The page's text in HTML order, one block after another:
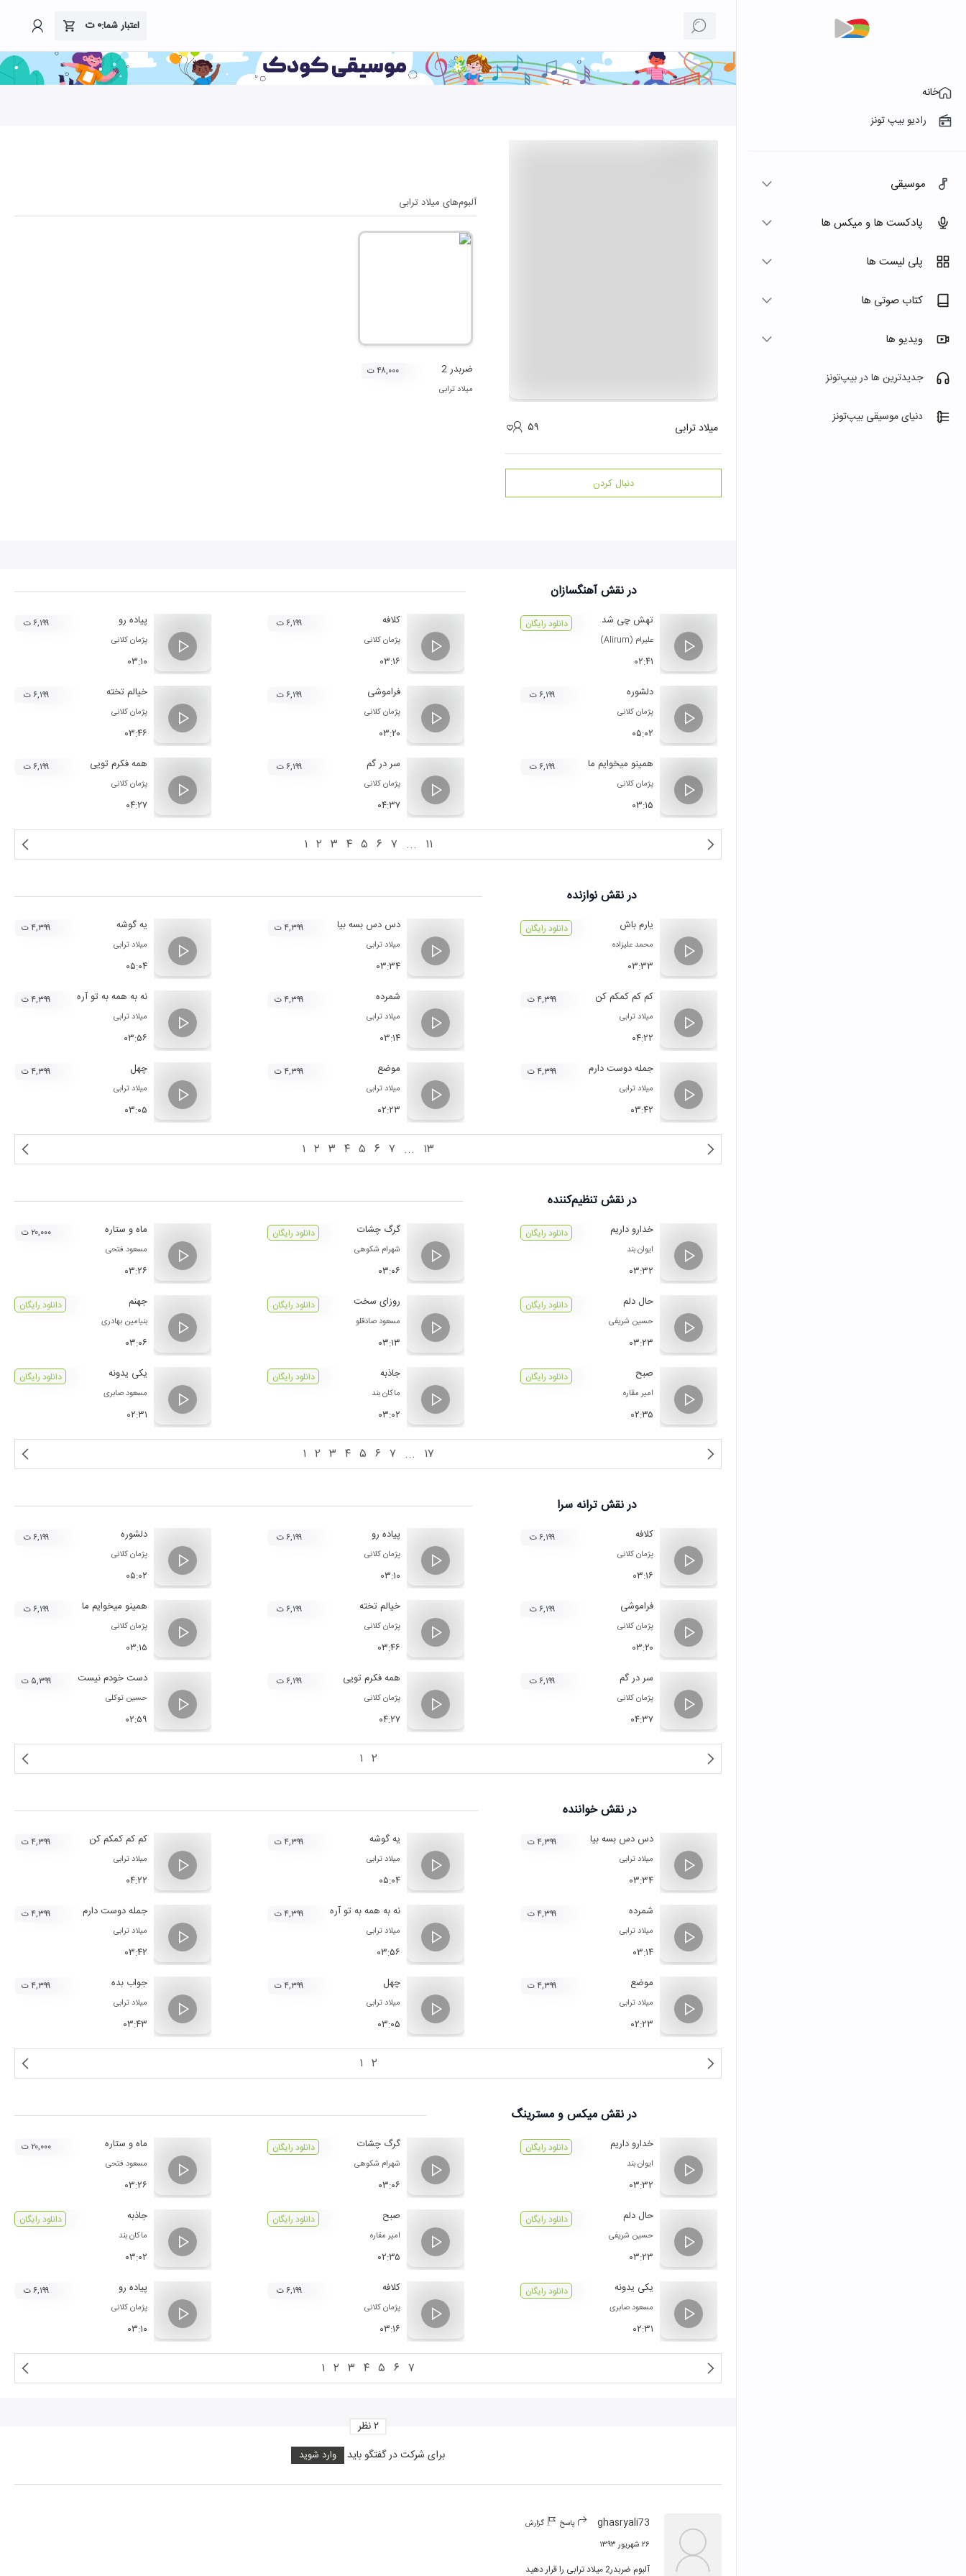
اعتبار شما:۰ت
خانه
رادیو بیپ تونز
موسیقی
پادکست ها و میکس ها
پلی لیست ها
کتاب صوتی ها
ویدیو ها
جدیدترین ها در بیپ‌تونز
دنیای موسیقی بیپ‌تونز
میلاد ترابی ۵۹
دنبال کردن
آلبوم‌های میلاد ترابی
ضربدر 2
میلاد ترابی
۴۸,۰۰۰ ت
در نقشآهنگسازان
تهش چی شد
علیرام (Alirum)
۰۲:۴۱
دانلود رایگان کلافه
پژمان کلانی
۰۳:۱۶
۶,۱۹۹ ت پیاده رو
پژمان کلانی
۰۳:۱۰
۶,۱۹۹ ت
دلشوره
پژمان کلانی
۰۵:۰۲
۶,۱۹۹ ت فراموشی
پژمان کلانی
۰۳:۲۰
۶,۱۹۹ ت خیالم تخته
پژمان کلانی
۰۳:۴۶
۶,۱۹۹ ت
همینو میخوایم ما
پژمان کلانی
۰۳:۱۵
۶,۱۹۹ ت سر در گم
پژمان کلانی
۰۴:۳۷
۶,۱۹۹ ت همه فکرم تویی
پژمان کلانی
۰۴:۲۷
۶,۱۹۹ ت
۱ ۲ ۳ ۴ ۵ ۶ ۷ ... ۱۱
در نقشنوازنده
یارم باش
محمد علیزاده
۰۳:۳۳
دانلود رایگان دس دس بسه بیا
میلاد ترابی
۰۳:۳۴
۴,۳۹۹ ت یه گوشه
میلاد ترابی
۰۵:۰۴
۴,۳۹۹ ت
کم کم کمکم کن
میلاد ترابی
۰۴:۲۲
۴,۳۹۹ ت شمرده
میلاد ترابی
۰۳:۱۴
۴,۳۹۹ ت نه به همه به تو آره
میلاد ترابی
۰۳:۵۶
۴,۳۹۹ ت
جمله دوست دارم
میلاد ترابی
۰۳:۴۲
۴,۳۹۹ ت موضع
میلاد ترابی
۰۲:۲۳
۴,۳۹۹ ت چهل
میلاد ترابی
۰۳:۰۵
۴,۳۹۹ ت
۱ ۲ ۳ ۴ ۵ ۶ ۷ ... ۱۳
در نقشتنظیم‌کننده
خدارو داریم
ایوان بند
۰۳:۳۲
دانلود رایگان گرگ چشات
شهرام شکوهی
۰۳:۰۶
دانلود رایگان ماه و ستاره
مسعود فتحی
۰۳:۲۶
۲۰,۰۰۰ ت
حال دلم
حسین شریفی
۰۳:۲۳
دانلود رایگان روزای سخت
مسعود صادقلو
۰۳:۱۳
دانلود رایگان جهنم
بنیامین بهادری
۰۳:۰۶
دانلود رایگان
صبح
امیر مقاره
۰۲:۳۵
دانلود رایگان جاذبه
ماکان بند
۰۳:۰۲
دانلود رایگان یکی یدونه
مسعود صابری
۰۲:۳۱
دانلود رایگان
۱ ۲ ۳ ۴ ۵ ۶ ۷ ... ۱۷
در نقشترانه سرا
کلافه
پژمان کلانی
۰۳:۱۶
۶,۱۹۹ ت پیاده رو
پژمان کلانی
۰۳:۱۰
۶,۱۹۹ ت دلشوره
پژمان کلانی
۰۵:۰۲
۶,۱۹۹ ت
فراموشی
پژمان کلانی
۰۳:۲۰
۶,۱۹۹ ت خیالم تخته
پژمان کلانی
۰۳:۴۶
۶,۱۹۹ ت همینو میخوایم ما
پژمان کلانی
۰۳:۱۵
۶,۱۹۹ ت
سر در گم
پژمان کلانی
۰۴:۳۷
۶,۱۹۹ ت همه فکرم تویی
پژمان کلانی
۰۴:۲۷
۶,۱۹۹ ت دست خودم نیست
حسین توکلی
۰۲:۵۹
۵,۳۹۹ ت
۱ ۲
در نقشخواننده
دس دس بسه بیا
میلاد ترابی
۰۳:۳۴
۴,۳۹۹ ت یه گوشه
میلاد ترابی
۰۵:۰۴
۴,۳۹۹ ت کم کم کمکم کن
میلاد ترابی
۰۴:۲۲
۴,۳۹۹ ت
شمرده
میلاد ترابی
۰۳:۱۴
۴,۳۹۹ ت نه به همه به تو آره
میلاد ترابی
۰۳:۵۶
۴,۳۹۹ ت جمله دوست دارم
میلاد ترابی
۰۳:۴۲
۴,۳۹۹ ت
موضع
میلاد ترابی
۰۲:۲۳
۴,۳۹۹ ت چهل
میلاد ترابی
۰۳:۰۵
۴,۳۹۹ ت جواب بده
میلاد ترابی
۰۳:۴۳
۴,۳۹۹ ت
۱ ۲
در نقشمیکس و مسترینگ
خدارو داریم
ایوان بند
۰۳:۳۲
دانلود رایگان گرگ چشات
شهرام شکوهی
۰۳:۰۶
دانلود رایگان ماه و ستاره
مسعود فتحی
۰۳:۲۶
۲۰,۰۰۰ ت
حال دلم
حسین شریفی
۰۳:۲۳
دانلود رایگان صبح
امیر مقاره
۰۲:۳۵
دانلود رایگان جاذبه
ماکان بند
۰۳:۰۲
دانلود رایگان
یکی یدونه
مسعود صابری
۰۲:۳۱
دانلود رایگان کلافه
پژمان کلانی
۰۳:۱۶
۶,۱۹۹ ت پیاده رو
پژمان کلانی
۰۳:۱۰
۶,۱۹۹ ت
۱ ۲ ۳ ۴ ۵ ۶ ۷
برای شرکت در گفتگو باید وارد شوید
۲نظر
ghasryali73 پاسخ گزارش
۲۶ شهریور ۱۳۹۳
آلبوم ضربدر2 میلاد ترابی را قرار دهید